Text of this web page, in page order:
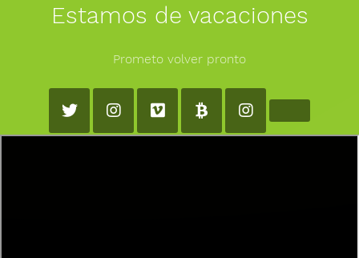
Estamos de vacaciones
Prometo volver pronto